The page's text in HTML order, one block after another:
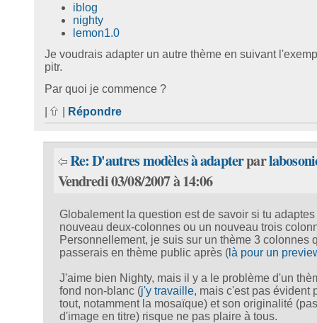
iblog
nighty
lemon1.0
Je voudrais adapter un autre thème en suivant
pitr.
Par quoi je commence ?
Répondre
Re: D'autres modèles à adapterpar
Vendredi 03/08/2007 à 14:06
Globalement la question est de savoir si tu adaptes
nouveau deux-colonnes ou un nouveau trois
Personnellement, je suis sur un thème 3 colonnes
passerais en thème public après (là pour un
J'aime bien Nighty, mais il y a le problème d'un
fond non-blanc (j'y travaille, mais c'est pas évident
tout, notamment la mosaïque) et son originalité (pas
d'image en titre) risque ne pas plaire à tous.